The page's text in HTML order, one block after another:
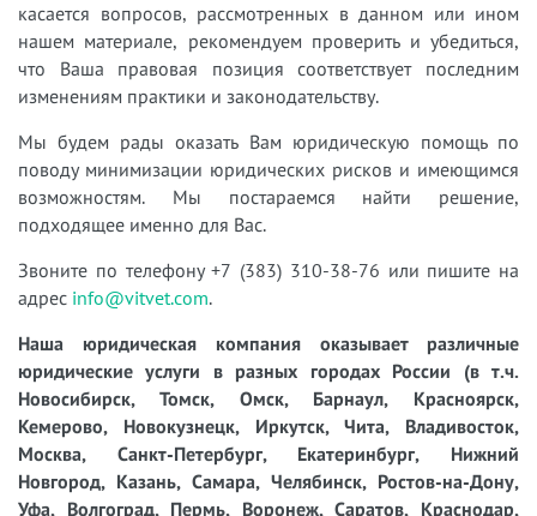
касается вопросов, рассмотренных в данном или ином
нашем материале, рекомендуем проверить и убедиться,
что Ваша правовая позиция соответствует последним
изменениям практики и законодательству.
Мы будем рады оказать Вам юридическую помощь по
поводу минимизации юридических рисков и имеющимся
возможностям. Мы постараемся найти решение,
подходящее именно для Вас.
Звоните по телефону +7 (383) 310-38-76 или пишите на
адрес info@vitvet.com.
Наша юридическая компания оказывает различные
юридические услуги в разных городах России (в т.ч.
Новосибирск, Томск, Омск, Барнаул, Красноярск,
Кемерово, Новокузнецк, Иркутск, Чита, Владивосток,
Москва, Санкт-Петербург, Екатеринбург, Нижний
Новгород, Казань, Самара, Челябинск, Ростов-на-Дону,
Уфа, Волгоград, Пермь, Воронеж, Саратов, Краснодар,